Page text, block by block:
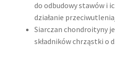
do odbudowy stawów i
działanie
Siarczan chondroityny
składników chrząstki o